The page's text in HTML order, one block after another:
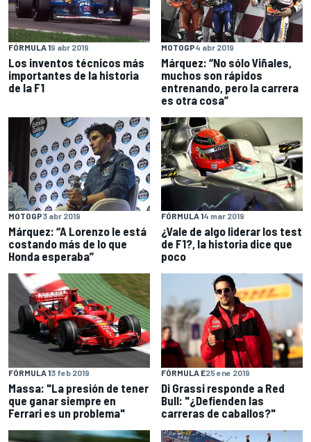
FÓRMULA 19 abr 2019
Los inventos técnicos más
importantes de la historia
de la F1
MOTOGP4 abr 2019
Márquez: “No sólo Viñales,
muchos son rápidos
entrenando, pero la carrera
es otra cosa”
MOTOGP3 abr 2019
Márquez: “A Lorenzo le está
costando más de lo que
Honda esperaba”
FÓRMULA 14 mar 2019
¿Vale de algo liderar los test
de F1?, la historia dice que
poco
FÓRMULA 13 feb 2019
Massa: "La presión de tener
que ganar siempre en
Ferrari es un problema"
FÓRMULA E25 ene 2019
Di Grassi responde a Red
Bull: "¿Defienden las
carreras de caballos?"